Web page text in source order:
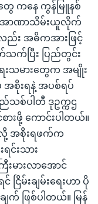
တွေ ကနေ ကွန်မြူနစ်
၊ အာဏာသိမ်းယူလိုက်
ည်း အဓိကအားဖြင့်
တ်သက်ပြီး ပြည်တွင်း
းသမားတွေက အမျိုး
စိုးရနဲ့ အပစ်ရပ်
သစ်ပါတီ ဒုဥက္ကဌ
းဖို့ ကောင်းပါတယ်။
လို့ အစိုးရဖက်က
ရင်းသား
ားလာအောင်
မ်းချမ်းရေးဟာ ပို
က် ဖြစ်ပါတယ်။ မြန်